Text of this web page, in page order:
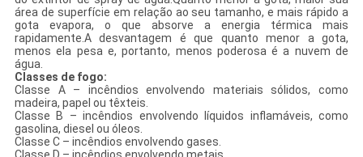
área de superfície em relação ao seu tamanho, e mais rápido a
gota evapora, o que absorve a energia térmica mais
rapidamente.A desvantagem é que quanto menor a gota,
menos ela pesa e, portanto, menos poderosa é a nuvem de
água.
Classes de fogo:
Classe A – incêndios envolvendo materiais sólidos, como
madeira, papel ou têxteis.
Classe B – incêndios envolvendo líquidos inflamáveis, como
gasolina, diesel ou óleos.
Classe C – incêndios envolvendo gases.